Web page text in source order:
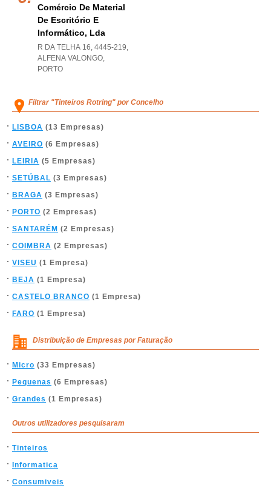
Comércio De Material
De Escritório E
Informático, Lda
R DA TELHA 16, 4445-219,
ALFENA VALONGO,
PORTO
Filtrar "Tinteiros Rotring" por Concelho
LISBOA (13 Empresas)
AVEIRO (6 Empresas)
LEIRIA (5 Empresas)
SETÚBAL (3 Empresas)
BRAGA (3 Empresas)
PORTO (2 Empresas)
SANTARÉM (2 Empresas)
COIMBRA (2 Empresas)
VISEU (1 Empresa)
BEJA (1 Empresa)
CASTELO BRANCO (1 Empresa)
FARO (1 Empresa)
Distribuição de Empresas por Faturação
Micro (33 Empresas)
Pequenas (6 Empresas)
Grandes (1 Empresas)
Outros utilizadores pesquisaram
Tinteiros
Informatica
Consumiveis